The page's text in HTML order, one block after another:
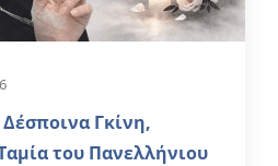
Γκίνη,
του Πανελλήνιου